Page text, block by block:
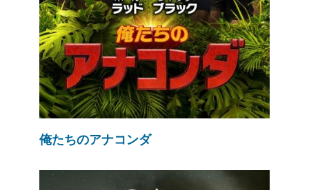
俺たちのアナコンダ